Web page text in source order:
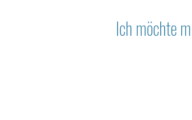
Ich möchte